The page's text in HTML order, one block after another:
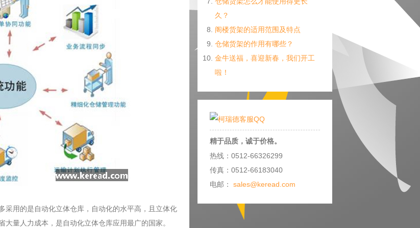
采用的是自动化立体仓库，自动化的水平高，且立体化
量人力成本，是自动化立体仓库应用最广的国家。
久？
阁楼货架的适用范围及特点
仓储货架的作用有哪些？
金牛送福，喜迎新春，我们开工
啦！
精于品质，诚于价格。
热线：0512-66326299
传真：0512-66183040
电邮： sales@keread.com